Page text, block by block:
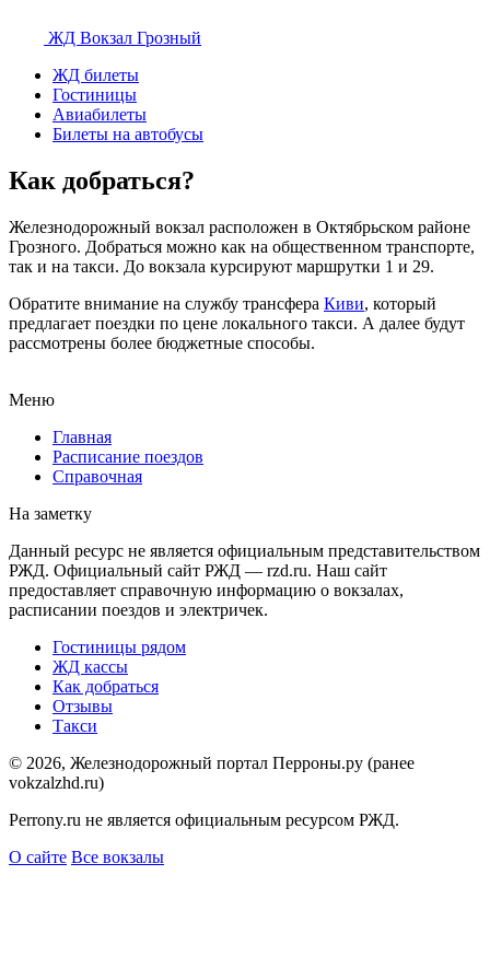
ЖД Вокзал Грозный
ЖД билеты
Гостиницы
Авиабилеты
Билеты на автобусы
Как добраться?
Железнодорожный вокзал расположен в Октябрьском районе
Грозного. Добраться можно как на общественном транспорте,
так и на такси. До вокзала курсируют маршрутки 1 и 29.
Обратите внимание на службу трансфера Киви, который
предлагает поездки по цене локального такси. А далее будут
рассмотрены более бюджетные способы.
Меню
Главная
Расписание поездов
Справочная
На заметку
Данный ресурс не является официальным представительством
РЖД. Официальный сайт РЖД — rzd.ru. Наш сайт
предоставляет справочную информацию о вокзалах,
расписании поездов и электричек.
Гостиницы рядом
ЖД кассы
Как добраться
Отзывы
Такси
© 2026, Железнодорожный портал Перроны.ру (ранее
vokzalzhd.ru)
Perrony.ru не является официальным ресурсом РЖД.
О сайте Все вокзалы